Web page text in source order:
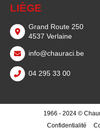
LIÈGE
Grand Route 250
4537 Verlaine
info@chauraci.be
04 295 33 00
1966 - 2024 ©
Confidentialité